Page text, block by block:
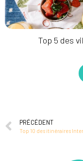
Top 5 des
PRÉCÉDENT